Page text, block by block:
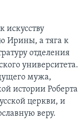
искусству
Ирины, а тяга к
отделения
университета.
мужа,
истории Роберта
церкви, и
веру.